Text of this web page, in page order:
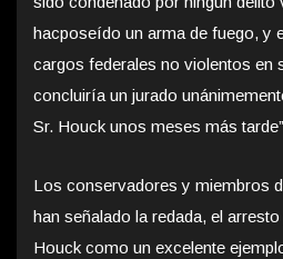
hacposeído un arma de fuego, y
cargos federales no violentos en
concluiría un jurado
Sr. Houck unos meses más
Los conservadores y miembros
han señalado la redada, el
Houck como un excelente